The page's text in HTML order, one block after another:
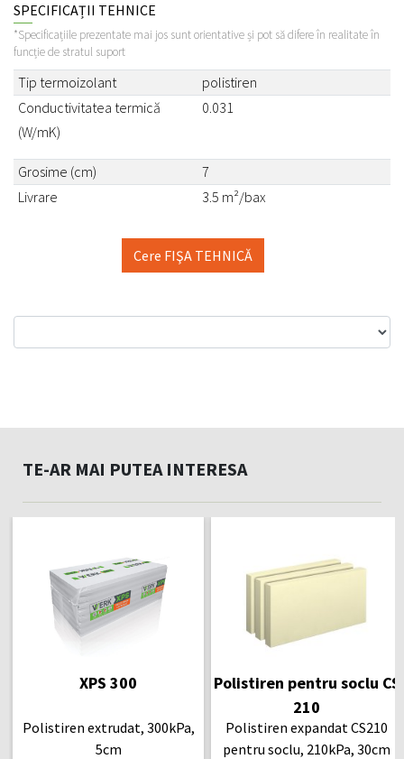
SPECIFICAȚII TEHNICE
*Specificațiile prezentate mai jos sunt orientative și pot să difere în realitate în
funcție de stratul suport
Tip termoizolant
polistiren
Conductivitatea termică
(W/mK)
0.031
Grosime (cm)
7
Livrare
3.5 m²/bax
Cere FIŞA TEHNICĂ
TE-AR MAI PUTEA INTERESA
XPS 300
Polistiren extrudat, 300kPa,
5cm
Polistiren pentru soclu CS
210
Polistiren expandat CS210
pentru soclu, 210kPa, 30cm